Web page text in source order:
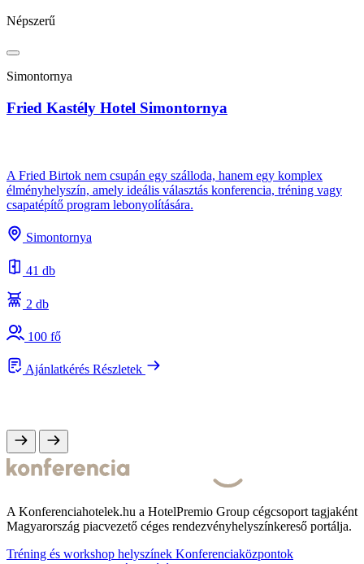
Népszerű
Simontornya
Fried Kastély Hotel Simontornya
A Fried Birtok nem csupán egy szálloda, hanem egy komplex
élményhelyszín, amely ideális választás konferencia, tréning vagy
csapatépítő program lebonyolítására.
Simontornya
41 db
2 db
100 fő
Ajánlatkérés Részletek
A Konferenciahotelek.hu a HotelPremio Group cégcsoport tagjaként
Magyarország piacvezető céges rendezvényhelyszínkereső portálja.
Tréning és workshop helyszínek Konferenciaközpontok